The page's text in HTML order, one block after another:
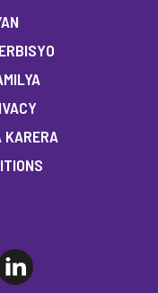
KARERA